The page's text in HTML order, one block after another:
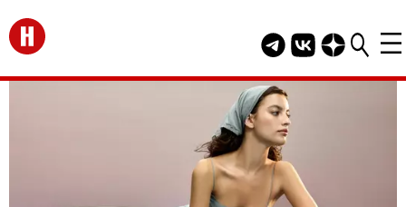
Перейти на главную
Telegram канал
Группа HELLO
Канал